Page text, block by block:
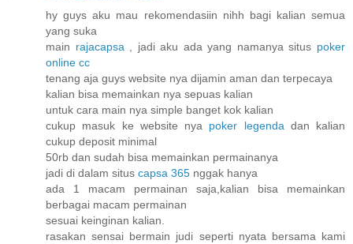
hy guys aku mau rekomendasiin nihh bagi kalian semua
yang suka
main rajacapsa , jadi aku ada yang namanya situs poker
online cc
tenang aja guys website nya dijamin aman dan terpecaya
kalian bisa memainkan nya sepuas kalian
untuk cara main nya simple banget kok kalian
cukup masuk ke website nya poker legenda dan kalian
cukup deposit minimal
50rb dan sudah bisa memainkan permainanya
jadi di dalam situs capsa 365 nggak hanya
ada 1 macam permainan saja,kalian bisa memainkan
berbagai macam permainan
sesuai keinginan kalian.
rasakan sensai bermain judi seperti nyata bersama kami